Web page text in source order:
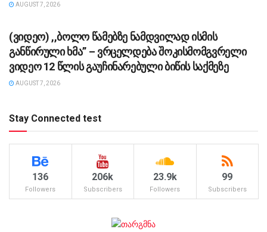
AUGUST 7, 2026
(ვიდეო) ,,ბოლო წამებზე ნამდვილად ისმის
განწირული ხმა” – ვრცელდება შოკისმომგვრელი
ვიდეო 12 წლის გაუჩინარებული ბიწის საქმეზე
AUGUST 7, 2026
Stay Connected test
136
Followers
206k
Subscribers
23.9k
Followers
99
Subscribers